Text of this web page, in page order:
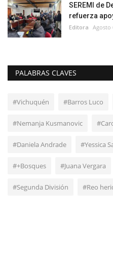
SEREMI de
refuerza
Editora Agosto
PALABRAS CLAVES
#Vichuquén #Barros Luco
#Nemanja Kusmanovic
#Daniela Andrade #Yessica
#+Bosques #Juana Vergara
#Segunda División #Reo